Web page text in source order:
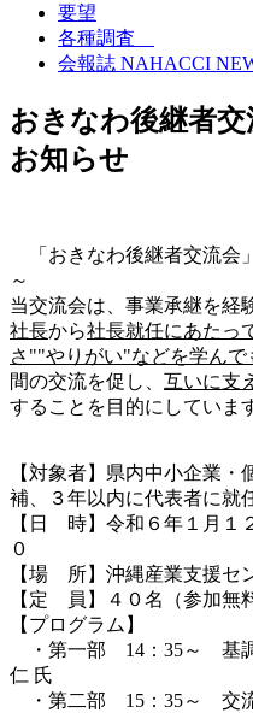
要望
各種調査
会報誌 NAHACCI
おきなわ後継者
お知らせ
「おきなわ後継者交流会
～
当交流会は、事業承継を経
社長から社長就任にあたっ
さ""やりがい"などを学んで
間の交流を促し、 互いに支
することを目的にしていま
【対象者】県内中小企業
補、３年以内に代表者に就
【日 時】令和６年１月１
０
【場 所】沖縄産業支援
【定 員】４０名（参加無
【プログラム】
・第一部 14：35～ 基
仁 氏
・第二部 15：35～ 交